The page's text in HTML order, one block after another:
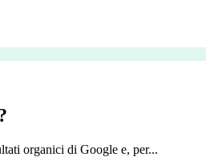
organici di Google e, per...